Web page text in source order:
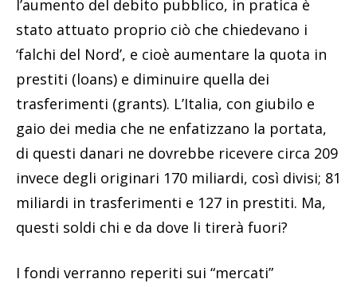
l’aumento del debito pubblico, in pratica è
stato attuato proprio ciò che chiedevano i
‘falchi del Nord’, e cioè aumentare la quota in
prestiti (loans) e diminuire quella dei
trasferimenti (grants). L’Italia, con giubilo e
gaio dei media che ne enfatizzano la portata,
di questi danari ne dovrebbe ricevere circa 209
invece degli originari 170 miliardi, così divisi; 81
miliardi in trasferimenti e 127 in prestiti. Ma,
questi soldi chi e da dove li tirerà fuori?
I fondi verranno reperiti sui “mercati”